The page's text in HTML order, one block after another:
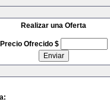
Realizar una Oferta
Precio Ofrecido $